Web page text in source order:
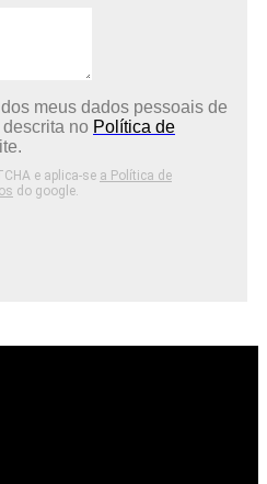
meus dados pessoais de
no Política de
e aplica-se a Política de
do google.